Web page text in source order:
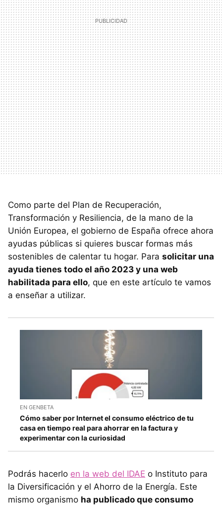
Como parte del Plan de Recuperación,
Transformación y Resiliencia, de la mano de la
Unión Europea, el gobierno de España ofrece ahora
ayudas públicas si quieres buscar formas más
sostenibles de calentar tu hogar. Para solicitar una
ayuda tienes todo el año 2023 y una web
habilitada para ello, que en este artículo te vamos
a enseñar a utilizar.
EN GENBETA
Cómo saber por Internet el consumo eléctrico de tu
casa en tiempo real para ahorrar en la factura y
experimentar con la curiosidad
Podrás hacerlo en la web del IDAE o Instituto para
la Diversificación y el Ahorro de la Energía. Este
mismo organismo ha publicado que consumo